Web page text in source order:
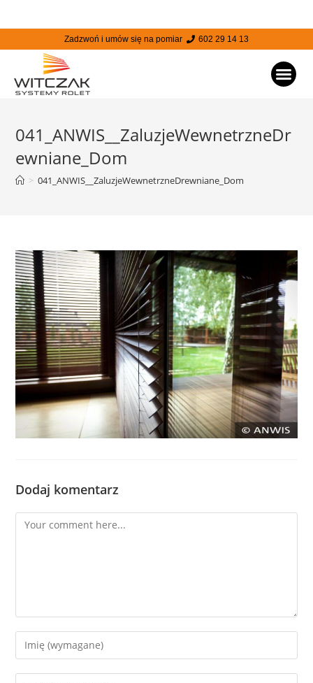
Zadzwoń i umów się na pomiar 602 29 14 13
041_ANWIS__ZaluzjeWewnetrzneDr
ewniane_Dom
> 041_ANWIS__ZaluzjeWewnetrzneDrewniane_Dom
Dodaj komentarz